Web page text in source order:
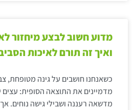
מדוע חשוב לבצע מיחזור
ואיך זה תורם לאיכות
כשאנחנו חושבים על גינה מטופחת,
מדמיינים את התוצאה הסופית: עצים
מדשאה רעננה ושבילי גישה נוחים.